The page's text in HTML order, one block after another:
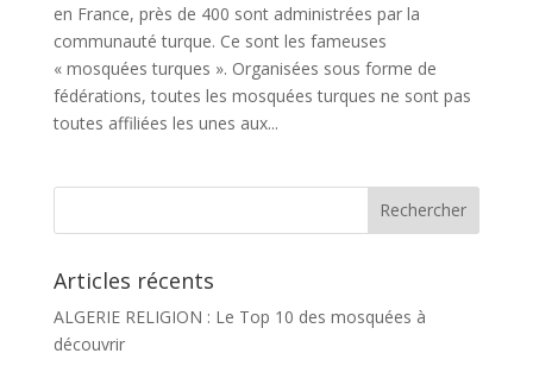
en France, près de 400 sont administrées par la
communauté turque. Ce sont les fameuses
« mosquées turques ». Organisées sous forme de
fédérations, toutes les mosquées turques ne sont pas
toutes affiliées les unes aux...
Articles récents
ALGERIE RELIGION : Le Top 10 des mosquées à
découvrir